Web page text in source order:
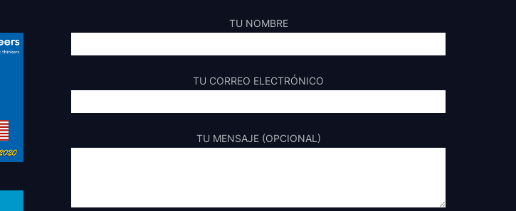
TU NOMBRE
TU CORREO ELECTRÓNICO
TU MENSAJE (OPCIONAL)